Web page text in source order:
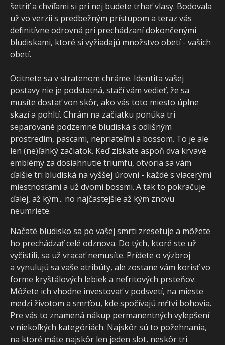
šetriť a chvíľami si pri nej budete trhať vlasy. Bodovala
už vo verzii s predbežným prístupom a teraz vás
definitívne odrovná pri prechádzaní dokončenými
bludiskami, ktoré si vyžiadajú množstvo obetí - vašich
obetí.
Ocitnete sa v stratenom chráme. Identita vašej
postavy nie je podstatná, stačí vám vedieť, že sa
musíte dostať von skôr, ako vás toto miesto úplne
skazí a pohltí. Chrám na začiatku ponúka tri
separované podzemné bludiská s odlišným
prostredím, pascami, nepriateľmi a bossom. To je ale
len (ne)ľahký začiatok. Keď získate aspoň dva krvavé
emblémy za dosiahnutie triumfu, otvoria sa vám
ďalšie tri bludiská na vyššej úrovni - každé s viacerými
miestnosťami a už dvomi bossmi. A tak to pokračuje
ďalej, až kým... no najčastejšie až kým znovu
neumriete.
Načaté bludisko sa po vašej smrti zresetuje a môžete
ho prechádzať celé odznova. Do tých, ktoré ste už
vyčistili, sa už vracať nemusíte. Prídete o výzbroj
a vynulujú sa vaše atribúty, ale zostane vám korisť vo
forme kryštálových lebiek a nefritových prsteňov.
Môžete ich vhodne investovať v podsvetí, na mieste
medzi životom a smrťou, kde spočívajú mŕtvi bohovia.
Pre vás to znamená nákup permanentných vylepšení
v niekoľkých kategóriách. Najskôr sú to požehnania,
na ktoré máte najskôr len jeden slot, neskôr tri